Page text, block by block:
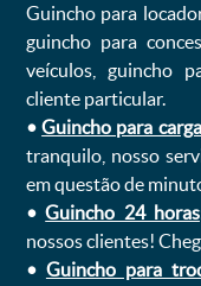
Guincho para
guincho para
veículos, guincho
cliente particular.
•Guincho para
tranquilo, nosso
em questão de
•Guincho 24 horas
nossos clientes!
• Guincho para